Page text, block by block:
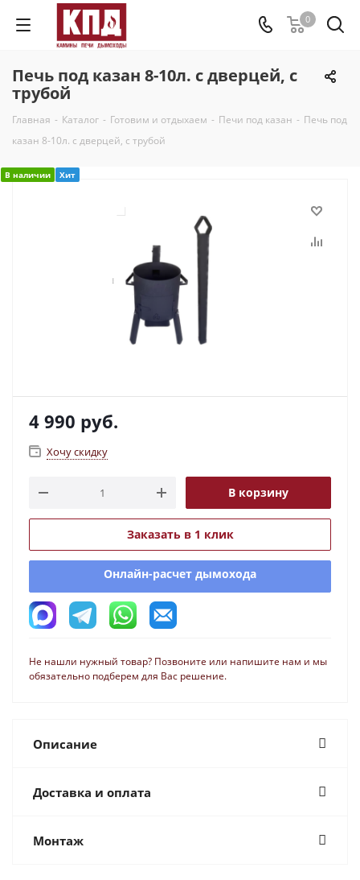
0
Печь под казан 8-10л. с дверцей, с
трубой
Главная - Каталог - Готовим и отдыхаем - Печи под казан - Печь под
казан 8-10л. с дверцей, с трубой
В наличии Хит
4 990 руб.
Хочу скидку
В корзину
Заказать в 1 клик
Онлайн-расчет дымохода
Не нашли нужный товар? Позвоните или напишите нам и мы
обязательно подберем для Вас решение.
Описание
Доставка и оплата
Монтаж